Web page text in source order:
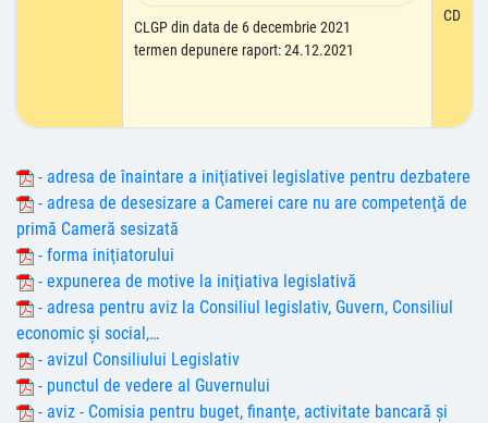
CLGP din data de 6 decembrie 2021
termen depunere raport: 24.12.2021
CD
- adresa de înaintare a iniţiativei legislative pentru dezbatere
- adresa de desesizare a Camerei care nu are competenţă de
primă Cameră sesizată
- forma iniţiatorului
- expunerea de motive la iniţiativa legislativă
- adresa pentru aviz la Consiliul legislativ, Guvern, Consiliul
economic şi social,…
- avizul Consiliului Legislativ
- punctul de vedere al Guvernului
- aviz - Comisia pentru buget, finanţe, activitate bancară şi